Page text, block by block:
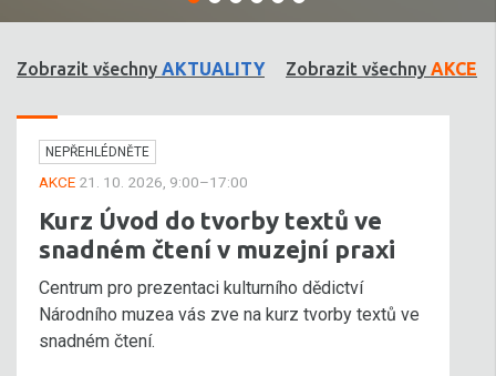
Zobrazit všechny AKTUALITY Zobrazit všechny AKCE
NEPŘEHLÉDNĚTE
AKCE 21. 10. 2026, 9:00–17:00
Kurz Úvod do tvorby textů ve
snadném čtení v muzejní praxi
Centrum pro prezentaci kulturního dědictví
Národního muzea vás zve na kurz tvorby textů ve
snadném čtení.